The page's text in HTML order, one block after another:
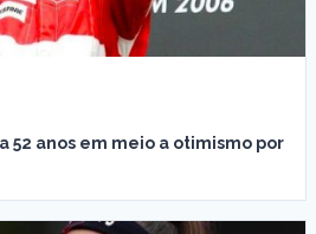
52 anos em meio a otimismo por